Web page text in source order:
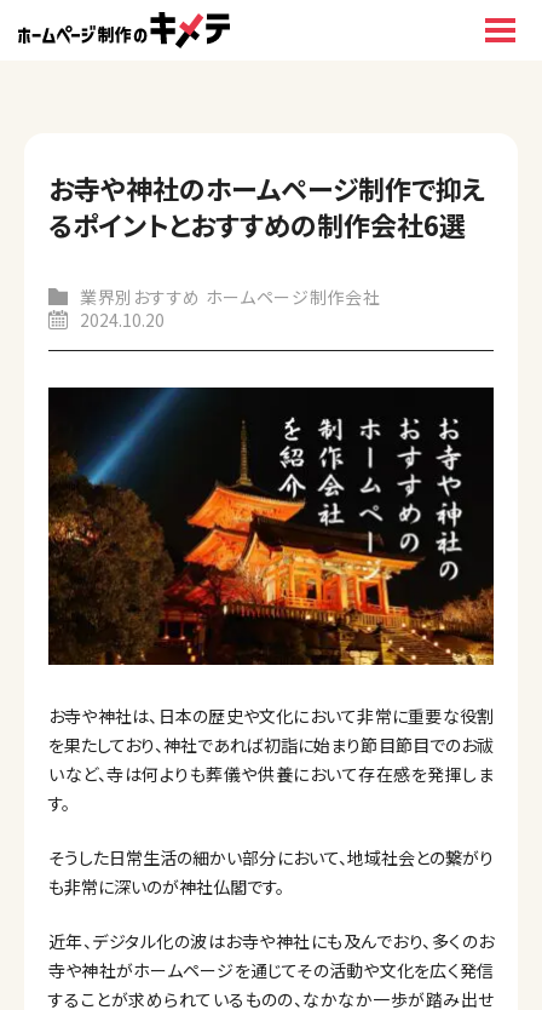
お寺や神社のホームページ制作で抑え
るポイントとおすすめの制作会社6選
業界別おすすめ ホームページ制作会社
2024.10.20
お寺や神社は、日本の歴史や文化において非常に重要な役割
を果たしており、神社であれば初詣に始まり節目節目でのお祓
いなど、寺は何よりも葬儀や供養において存在感を発揮しま
す。
そうした日常生活の細かい部分において、地域社会との繋がり
も非常に深いのが神社仏閣です。
近年、デジタル化の波はお寺や神社にも及んでおり、多くのお
寺や神社がホームページを通じてその活動や文化を広く発信
することが求められているものの、なかなか一歩が踏み出せ